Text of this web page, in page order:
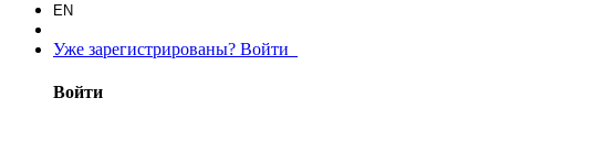
EN
Уже зарегистрированы? Войти
Войти